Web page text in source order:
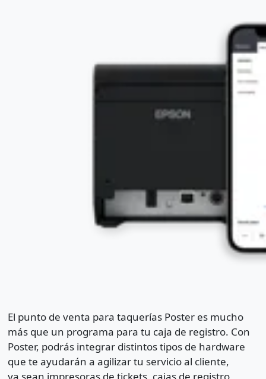
El punto de venta para taquerías Poster es mucho
más que un programa para tu caja de registro. Con
Poster, podrás integrar distintos tipos de hardware
que te ayudarán a agilizar tu servicio al cliente,
ya sean impresoras de tickets, cajas de registro,